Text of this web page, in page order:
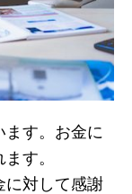
す。お金に
す。
に対して感謝